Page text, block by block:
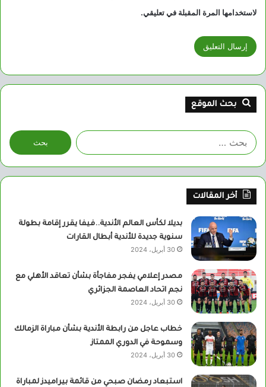
لاستخدامها المرة المقبلة في تعليقي.
بحث الموقع
البحث
عن:
أخر المقالات
بديلا لكأس العالم الأندية..فيفا يقرر إقامة بطولة
سنوية جديدة للأندية أبطال القارات
30 أبريل، 2024
مصدر إعلامي يفجر مفاجأة بشأن تعاقد الأهلي مع
نجم اتحاد العاصمة الجزائري
30 أبريل، 2024
خطاب عاجل من رابطة الأندية بشأن مباراة الزمالك
وسموحة في الدوري الممتاز
30 أبريل، 2024
استبعاد رمضان صبحي من قائمة بيراميدز لمباراة